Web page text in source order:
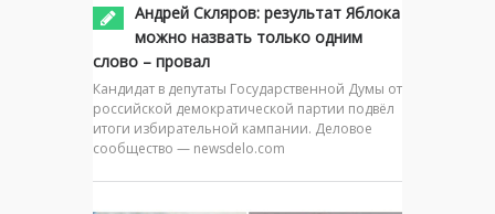
Андрей Скляров: результат Яблока
можно назвать только одним
слово – провал
Кандидат в депутаты Государственной Думы от
российской демократической партии подвёл
итоги избирательной кампании. Деловое
сообщество — newsdelo.com